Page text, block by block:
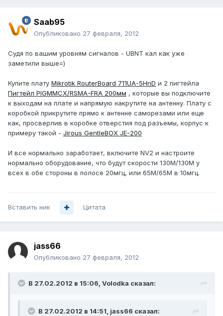
Saab95
Опубликовано 27 февраля, 2012
Судя по вашим уровням сигналов - UBNT кал как уже
заметили выше=)
Купите плату Mikrotik RouterBoard 711UA-5HnD и 2 пигтейла
Пигтейл PIGMMCX/RSMA-FRA 200мм , которые вы подключите
к выходам на плате и напрямую накрутите на антенну. Плату с
коробкой прикрутите прямо к антенне саморезами или еще
как, просверлив в коробке отверстия под разъемы, корпус к
примеру такой - Jirous GentleBOX JE-200
И все нормально заработает, включите NV2 и настроите
нормально оборудование, что будут скорости 130М/130М у
всех в обе стороны в полосе 20мгц, или 65М/65М в 10мгц.
Вставить ник Цитата
jass66
Опубликовано 27 февраля, 2012
В 27.02.2012 в 15:06, Volodka сказал:
В 27.02.2012 в 14:51, jass66 сказал: